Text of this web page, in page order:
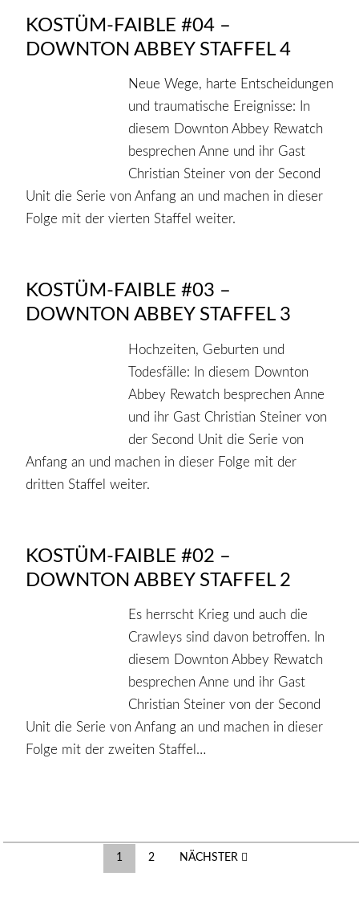
KOSTÜM-FAIBLE #04 –
DOWNTON ABBEY STAFFEL 4
Neue Wege, harte Entscheidungen
und traumatische Ereignisse: In
diesem Downton Abbey Rewatch
besprechen Anne und ihr Gast
Christian Steiner von der Second
Unit die Serie von Anfang an und machen in dieser
Folge mit der vierten Staffel weiter.
KOSTÜM-FAIBLE #03 –
DOWNTON ABBEY STAFFEL 3
Hochzeiten, Geburten und
Todesfälle: In diesem Downton
Abbey Rewatch besprechen Anne
und ihr Gast Christian Steiner von
der Second Unit die Serie von
Anfang an und machen in dieser Folge mit der
dritten Staffel weiter.
KOSTÜM-FAIBLE #02 –
DOWNTON ABBEY STAFFEL 2
Es herrscht Krieg und auch die
Crawleys sind davon betroffen. In
diesem Downton Abbey Rewatch
besprechen Anne und ihr Gast
Christian Steiner von der Second
Unit die Serie von Anfang an und machen in dieser
Folge mit der zweiten Staffel…
Beitragsnavigation
1 2 NÄCHSTER